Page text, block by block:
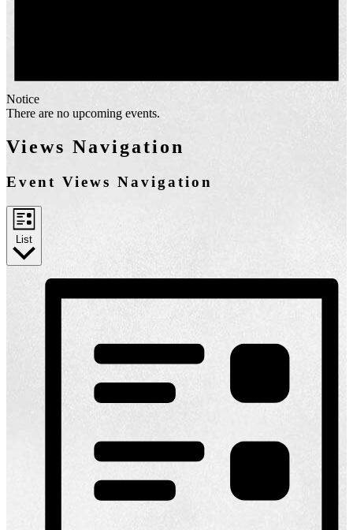
Notice
There are no upcoming events.
Views Navigation
Event Views Navigation
List